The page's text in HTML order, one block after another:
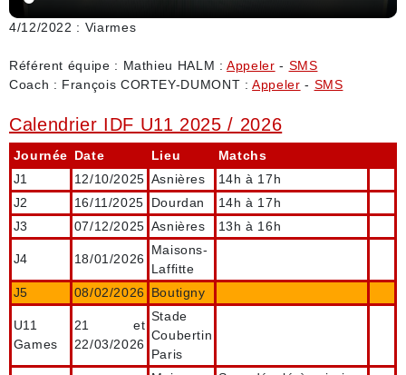
4/12/2022 : Viarmes
Référent équipe : Mathieu HALM :Appeler - SMS
Coach : François CORTEY-DUMONT :Appeler - SMS
Calendrier IDF U11 2025 / 2026
Journée Date Lieu
Matchs
J1
12/10/2025 Asnières
14h à 17h
J2
16/11/2025 Dourdan
14h à 17h
J3
07/12/2025 Asnières 13h à 16h
J4 18/01/2026
Maisons-
Laffitte
J5
08/02/2026 Boutigny
U11
Games
21 et
22/03/2026
Stade
Coubertin
Paris